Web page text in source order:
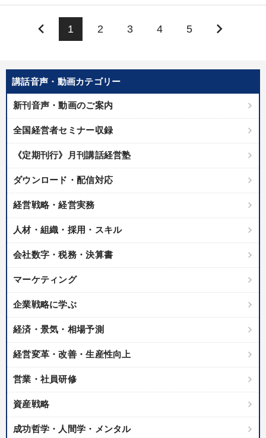
講話音声・動画カテゴリー
新刊音声・動画のご案内
全国経営者セミナー収録
《定期刊行》月刊講話経営塾
ダウンロード・配信対応
経営戦略・経営実務
人材・組織・採用・スキル
会社数字・税務・決算書
マーケティング
企業戦略に学ぶ
経済・景気・相場予測
経営変革・改善・生産性向上
営業・社員研修
資産戦略
成功哲学・人間学・メンタル
keyboard_arrow_left 1 2 3 4 5 keyboard_arrow_right